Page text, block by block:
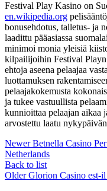
Festival Play Kasino on
en.wikipedia.org
bonusehdotus, talletus- ja
laadittu pääasiassa
minimoi monia yleisiä
kilpailijoihin Festival Playn
ehtoja aseena pelaajaa
luottamuksen
pelaajakokemusta
ja tukee vastuullista
kunnioittaa pelaajan aikaa
arvostettu laatu
Newer Betnella Casino
Netherlands
Back to list
Older Glorion Casino est-il